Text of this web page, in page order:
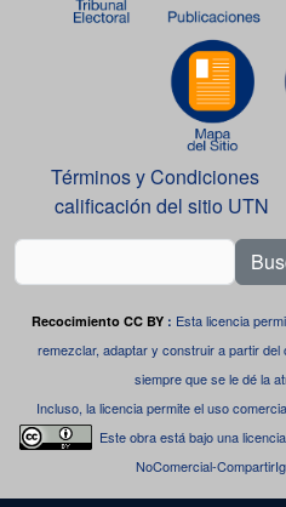
Términos y Condiciones
calificación del sitio UTN
Buscar
Recocimiento CC BY : Esta licencia
remezclar, adaptar y construir a partir del
siempre que se le dé la
Incluso, la licencia permite el uso
Este obra está bajo una
NoComercial-